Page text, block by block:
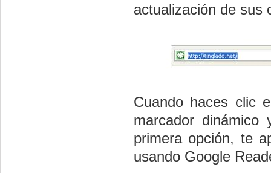
actualización de sus
Cuando haces clic
marcador dinámico
primera opción, te
usando Google